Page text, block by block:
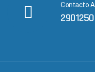
Contacto